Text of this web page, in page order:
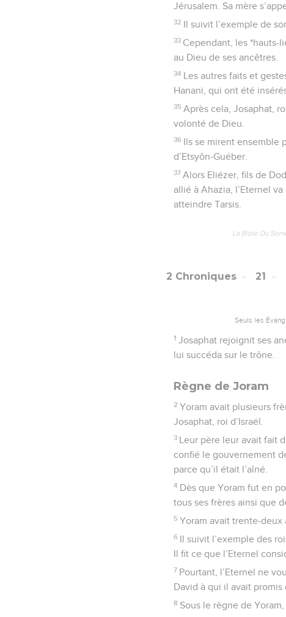
Jérusalem. Sa mère
32 Il suivit l’exemple de
33 Cependant, les *hauts-
au Dieu de ses ancêtres.
34 Les autres faits et
Hanani, qui ont été
35 Après cela, Josaphat,
volonté de Dieu.
36 Ils se mirent ensemble
d’Etsyôn-Guéber.
37 Alors Eliézer, fils de
allié à Ahazia, l’Eternel
atteindre Tarsis.
La Bible Du
2 Chroniques 21
Seuls les
1 Josaphat rejoignit ses
lui succéda sur le trône.
Règne de Joram
2 Yoram avait plusieurs
Josaphat, roi d’Israël.
3 Leur père leur avait fait
confié le gouvernement
parce qu’il était l’aîné.
4 Dès que Yoram fut en
tous ses frères ainsi que
5 Yoram avait trente-deux
6 Il suivit l’exemple des
Il fit ce que l’Eternel
7 Pourtant, l’Eternel ne
David à qui il avait
8 Sous le règne de